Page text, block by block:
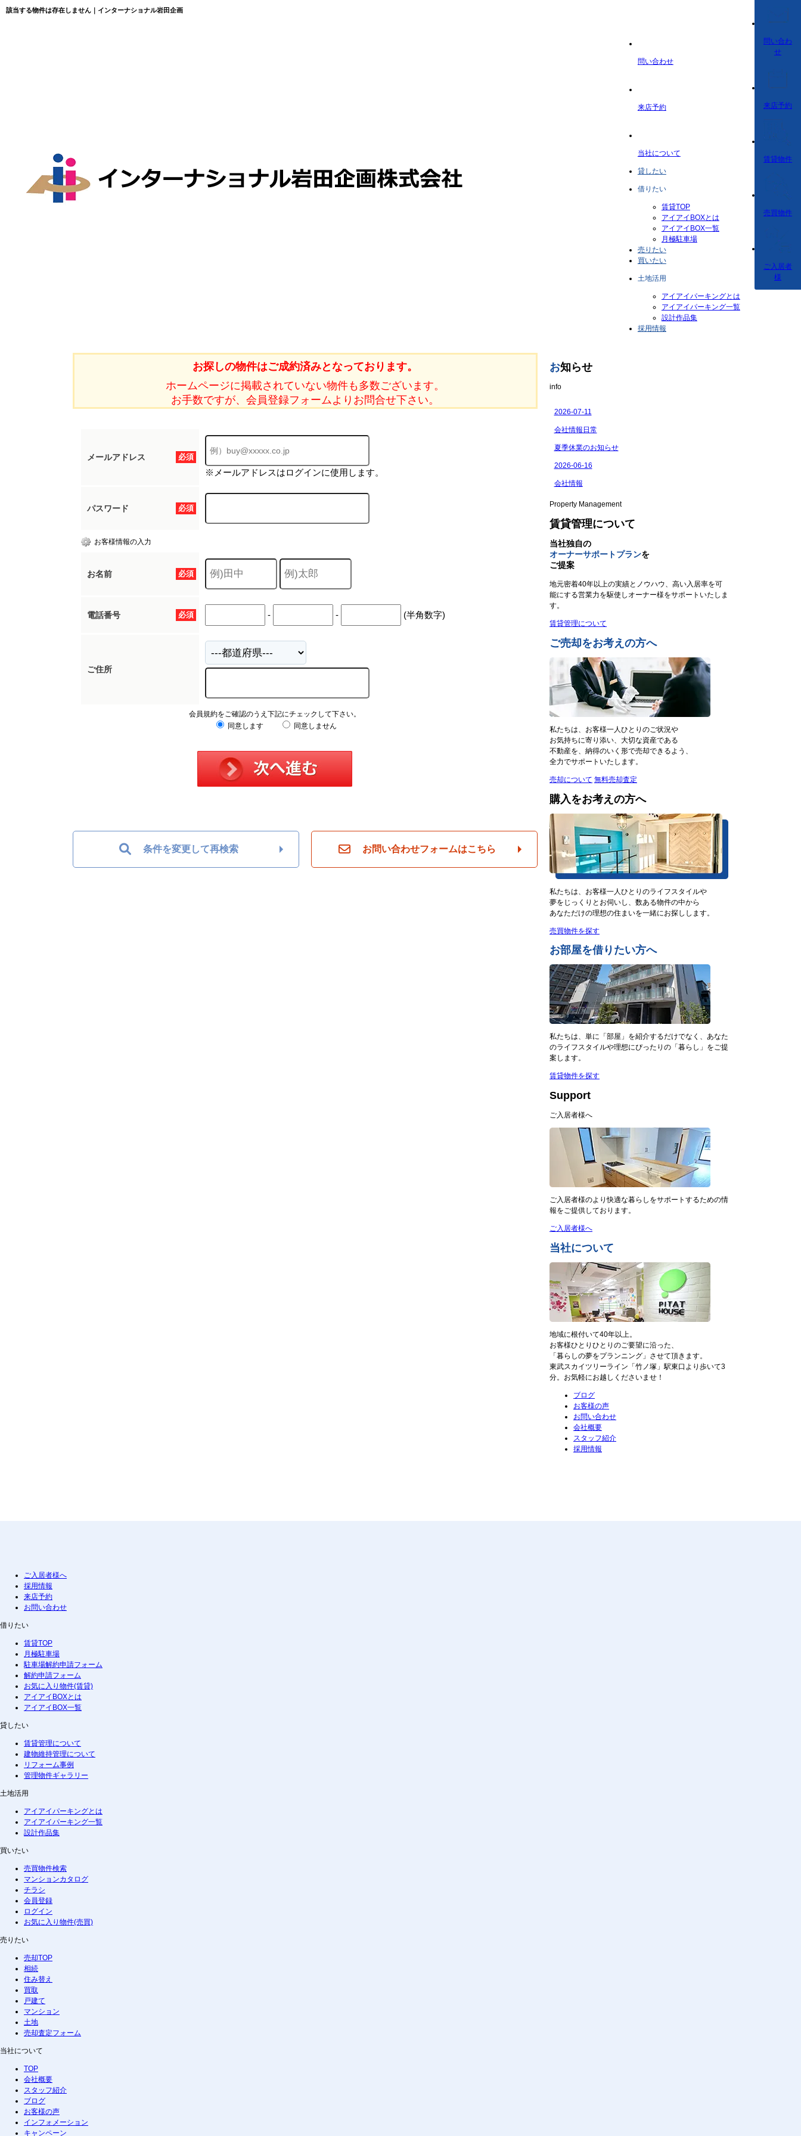
該当する物件は存在しません｜インターナショナル岩田企画
問い合わせ
来店予約
当社について
貸したい
借りたい
賃貸TOP
アイアイBOXとは
アイアイBOX一覧
月極駐車場
売りたい
買いたい
土地活用
アイアイパーキングとは
アイアイパーキング一覧
設計作品集
採用情報
問い合わ
せ
来店予約
賃貸物件
売買物件
ご入居者
様
お探しの物件はご成約済みとなっております。
ホームページに掲載されていない物件も多数ございます。
お手数ですが、会員登録フォームよりお問合せ下さい。
必須
メールアドレス
※メールアドレスはログインに使用します。
必須
パスワード
お客様情報の入力
必須
お名前
必須
電話番号 - - (半角数字)
ご住所
会員規約をご確認のうえ下記にチェックして下さい。
同意します
同意しません
条件を変更して再検索 お問い合わせフォームはこちら
お知らせ
info
Property Management
賃貸管理について
当社独自の
オーナーサポートプランを
ご提案
地元密着40年以上の実績とノウハウ、高い入居率を可
能にする営業力を駆使しオーナー様をサポートいたしま
す。
賃貸管理について
ご売却をお考えの方へ
私たちは、お客様一人ひとりのご状況や
お気持ちに寄り添い、大切な資産である
不動産を、納得のいく形で売却できるよう、
全力でサポートいたします。
売却について 無料売却査定
購入をお考えの方へ
私たちは、お客様一人ひとりのライフスタイルや
夢をじっくりとお伺いし、数ある物件の中から
あなただけの理想の住まいを一緒にお探しします。
売買物件を探す
お部屋を借りたい方へ
私たちは、単に「部屋」を紹介するだけでなく、あなた
のライフスタイルや理想にぴったりの「暮らし」をご提
案します。
賃貸物件を探す
Support
ご入居者様へ
ご入居者様のより快適な暮らしをサポートするための情
報をご提供しております。
ご入居者様へ
当社について
地域に根付いて40年以上。
お客様ひとりひとりのご要望に沿った、
「暮らしの夢をプランニング」させて頂きます。
東武スカイツリーライン「竹ノ塚」駅東口より歩いて3
分。お気軽にお越しくださいませ！
ブログ
お客様の声
お問い合わせ
会社概要
スタッフ紹介
採用情報
ご入居者様へ
採用情報
来店予約
お問い合わせ
借りたい
賃貸TOP
月極駐車場
駐車場解約申請フォーム
解約申請フォーム
お気に入り物件(賃貸)
アイアイBOXとは
アイアイBOX一覧
貸したい
賃貸管理について
建物維持管理について
リフォーム事例
管理物件ギャラリー
土地活用
アイアイパーキングとは
アイアイパーキング一覧
設計作品集
買いたい
売買物件検索
マンションカタログ
チラシ
会員登録
ログイン
お気に入り物件(売買)
売りたい
売却TOP
相続
住み替え
買取
戸建て
マンション
土地
売却査定フォーム
当社について
TOP
会社概要
スタッフ紹介
ブログ
お客様の声
インフォメーション
キャンペーン